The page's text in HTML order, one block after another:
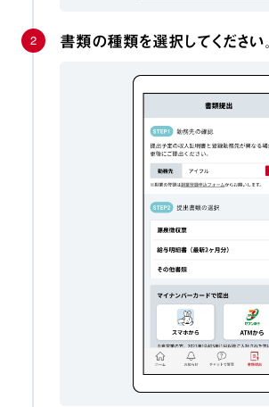
2 書類の種類を選択してください。